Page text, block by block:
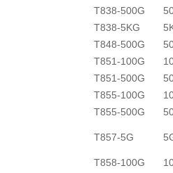
T838-500G
T838-5KG
T848-500G
T851-100G
T851-500G
T855-100G
T855-500G
T857-5G
T858-100G